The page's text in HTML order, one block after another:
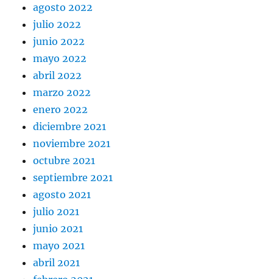
agosto 2022
julio 2022
junio 2022
mayo 2022
abril 2022
marzo 2022
enero 2022
diciembre 2021
noviembre 2021
octubre 2021
septiembre 2021
agosto 2021
julio 2021
junio 2021
mayo 2021
abril 2021